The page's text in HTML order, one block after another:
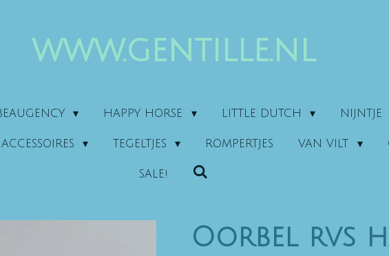
www.gentille.nl
HAPPY HORSE LITTLE DUTCH NIJNTJE
TEGELTJES ROMPERTJES VAN VILT
SALE!
Oorbel rvs